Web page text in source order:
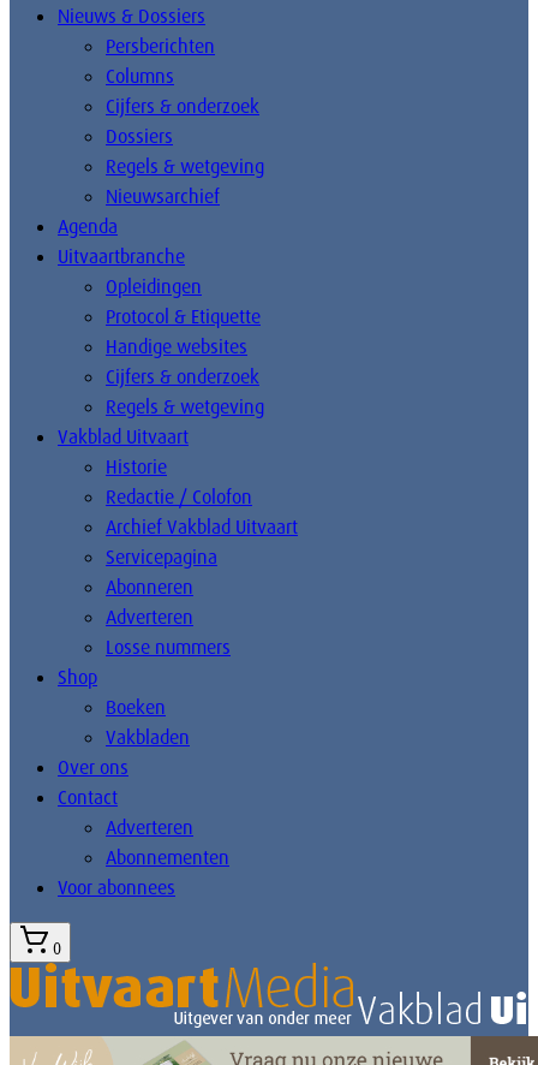
Nieuws & Dossiers
Persberichten
Columns
Cijfers & onderzoek
Dossiers
Regels & wetgeving
Nieuwsarchief
Agenda
Uitvaartbranche
Opleidingen
Protocol & Etiquette
Handige websites
Cijfers & onderzoek
Regels & wetgeving
Vakblad Uitvaart
Historie
Redactie / Colofon
Archief Vakblad Uitvaart
Servicepagina
Abonneren
Adverteren
Losse nummers
Shop
Boeken
Vakbladen
Over ons
Contact
Adverteren
Abonnementen
Voor abonnees
0